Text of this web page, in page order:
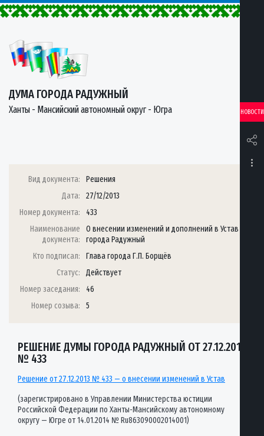
ДУМА ГОРОДА РАДУЖНЫЙ
Ханты - Мансийский автономный округ - Югра НОВОСТИ
Вид документа:
Решения
Дата:
27/12/2013
Номер документа:
433
Наименование
документа:
О внесении изменений и дополнений в Устав
города Радужный
Кто подписал:
Глава города Г.П. Борщёв
Статус:
Действует
Номер заседания:
46
Номер созыва:
5
РЕШЕНИЕ ДУМЫ ГОРОДА РАДУЖНЫЙ ОТ 27.12.2013
№ 433
Решение от 27.12.2013 № 433 — о внесении изменений в Устав
(зарегистрировано в Управлении Министерства юстиции
Российской Федерации по Ханты-Мансийскому автономному
округу — Югре от 14.01.2014 № Ru863090002014001)